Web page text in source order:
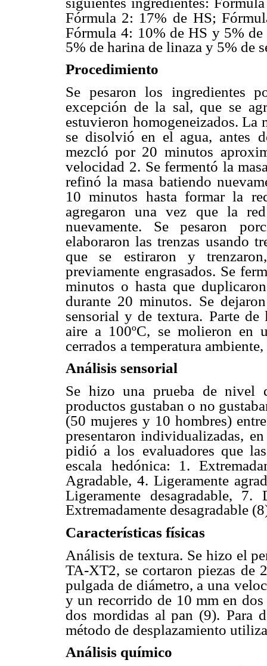
Fórmula 2: 17% de HS;
Fórmula 4: 10% de HS y 5%
5% de harina de linaza y 5% de
Procedimiento
Se pesaron los ingredientes
excepción de la sal, que se
estuvieron homogeneizados. La
se disolvió en el agua, antes
mezcló por 20 minutos
velocidad 2. Se fermentó la
refinó la masa batiendo
10 minutos hasta formar la
agregaron una vez que la
nuevamente. Se pesaron
elaboraron las trenzas usando
que se
estiraron y
previamente engrasados. Se
minutos o hasta que
durante 20 minutos. Se
sensorial y de textura. Parte de
aire a 100ºC, se molieron en
cerrados a temperatura
Análisis sensorial
Se hizo una prueba de nivel
productos gustaban o no
(50 mujeres y 10 hombres)
presentaron individualizadas,
pidió a los evaluadores que
escala hedónica: 1.
Agradable, 4. Ligeramente
Ligeramente desagradable, 7.
Extremadamente desagradable
Características físicas
Análisis de textura. Se hizo el
TA-XT2, se cortaron piezas de
pulgada de diámetro, a una
y un recorrido de 10 mm en
dos mordidas al pan (9). Para
método de desplazamiento
Análisis químico